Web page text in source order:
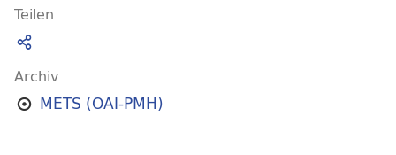
Teilen
Archiv
METS (OAI-PMH)